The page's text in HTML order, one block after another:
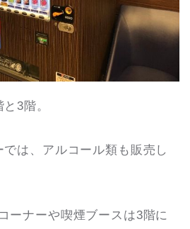
3階。
は、アルコール類も販売し
ーナーや喫煙ブースは3階に